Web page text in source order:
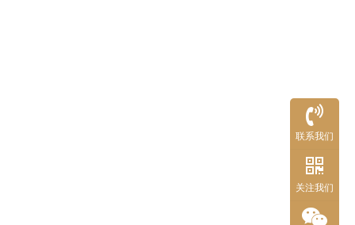
联系我们
关注我们